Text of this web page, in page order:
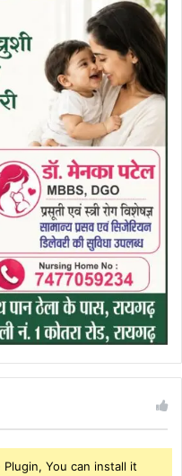
You can install it